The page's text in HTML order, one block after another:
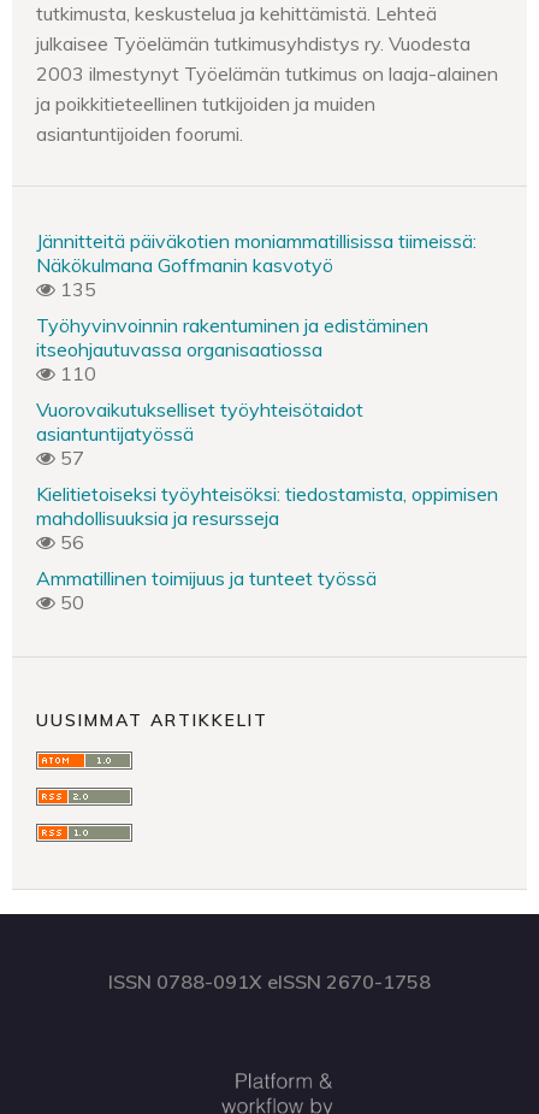
tutkimusta, keskustelua ja kehittämistä. Lehteä
julkaisee Työelämän tutkimusyhdistys ry. Vuodesta
2003 ilmestynyt Työelämän tutkimus on laaja-alainen
ja poikkitieteellinen tutkijoiden ja muiden
asiantuntijoiden foorumi.
Jännitteitä päiväkotien moniammatillisissa tiimeissä:
Näkökulmana Goffmanin kasvotyö
135
Työhyvinvoinnin rakentuminen ja edistäminen
itseohjautuvassa organisaatiossa
110
Vuorovaikutukselliset työyhteisötaidot
asiantuntijatyössä
57
Kielitietoiseksi työyhteisöksi: tiedostamista, oppimisen
mahdollisuuksia ja resursseja
56
Ammatillinen toimijuus ja tunteet työssä
50
UUSIMMAT ARTIKKELIT
ISSN 0788-091X eISSN 2670-1758